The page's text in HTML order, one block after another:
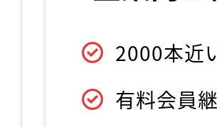
2000本近
有料会員